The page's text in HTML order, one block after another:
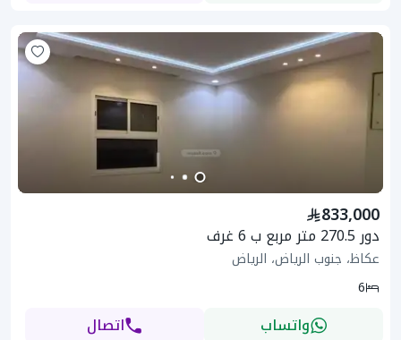
833,000
دور 270.5 متر مربع ب 6 غرف
عكاظ، جنوب الرياض، الرياض
6
واتساب اتصال